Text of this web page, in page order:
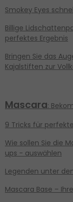
Smokey Eyes
Billige
perfektes Ergebnis
Bringen Sie das
Kajalstiften zur
Mascara:
9 Tricks für
Wie sollen Sie die
ups - auswählen
Legenden unter
Mascara Base –